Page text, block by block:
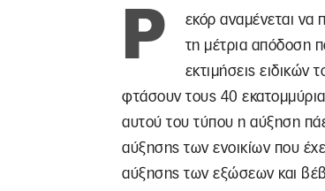
Ρ
εκόρ αναμένεται να
τη μέτρια απόδοση
εκτιμήσεις ειδικών
φτάσουν τους 40
αυτού του τύπου η αύξηση
αύξησης των ενοικίων που
αύξησης των εξώσεων και